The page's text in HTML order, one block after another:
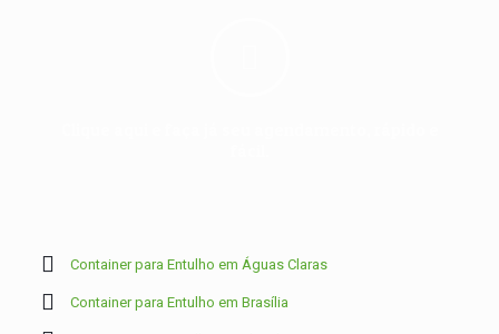
Container para Entulho em Águas Claras
Container para Entulho em Brasília